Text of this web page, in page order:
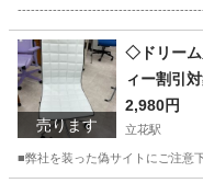
兵庫 尼崎市 立花駅
売ります
◇ドリーム
ィー割引対
2,980円
立花駅
■弊社を装った偽サイトにご注意